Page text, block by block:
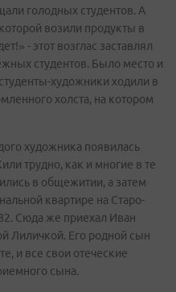
голодных студентов. А
возили продукты в
- этот возглас заставлял
студентов. Было место и
художники ходили в
холста, на котором
художника появилась
трудно, как и многие в те
в общежитии, а затем
квартире на Старо-
Сюда же приехал Иван
Лиличкой. Его родной сын
и все свои отеческие
сына.